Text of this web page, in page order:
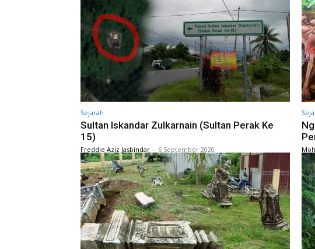
Sejarah
Sultan Iskandar Zulkarnain (Sultan Perak Ke
15)
Freddie Aziz Jasbindar - 6 September 2020